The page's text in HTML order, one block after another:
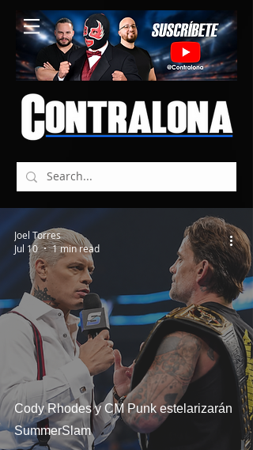
Cody Rhodes y CM Punk estelarizarán
SummerSlam
Joel Torres
Jul 10
1 min read